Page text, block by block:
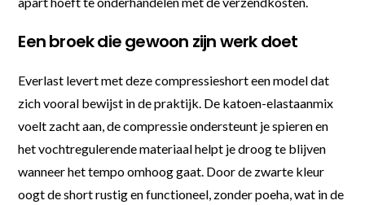
Een broek die gewoon zijn werk doet
Everlast levert met deze compressieshort een model dat
zich vooral bewijst in de praktijk. De katoen-elastaanmix
voelt zacht aan, de compressie ondersteunt je spieren en
het vochtregulerende materiaal helpt je droog te blijven
wanneer het tempo omhoog gaat. Door de zwarte kleur
oogt de short rustig en functioneel, zonder poeha, wat in de